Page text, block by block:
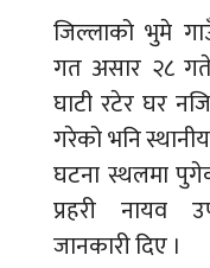
जिल्लाको भुमे
गत असार २८
घाटी रटेर घर
गरेको भनि
घटना स्थलमा
प्रहरी नायव
जानकारी दिए ।